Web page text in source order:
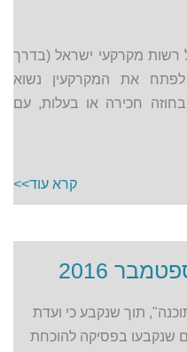
רשות מקרקעי ישראל (בדרך
את המקרקעין נשוא
חכירה או בעלות, עם
קרא עוד>>
2016
תוך שנקבע כי ועדת
שנקבעו בפסיקה להוכחת